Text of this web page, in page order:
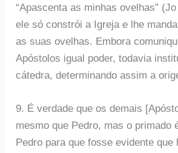
“Apascenta as minhas ovelhas”
ele só constrói a Igreja e lhe
as suas ovelhas. Embora
Apóstolos igual poder, todavia
cátedra, determinando assim a
9. É verdade que os demais
mesmo que Pedro, mas o primado
Pedro para que fosse evidente que